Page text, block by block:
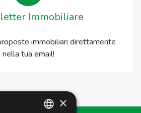
Immobiliare
immobiliari direttamente
nella tua email!
×